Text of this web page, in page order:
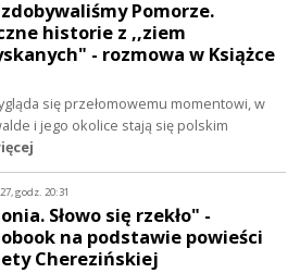
Pomorze.
historie z ,,ziem
- rozmowa w Książce
się przełomowemu momentowi, w
i jego okolice stają się polskim
godz. 20:31
Słowo się rzekło" -
na podstawie powieści
Cherezińskiej